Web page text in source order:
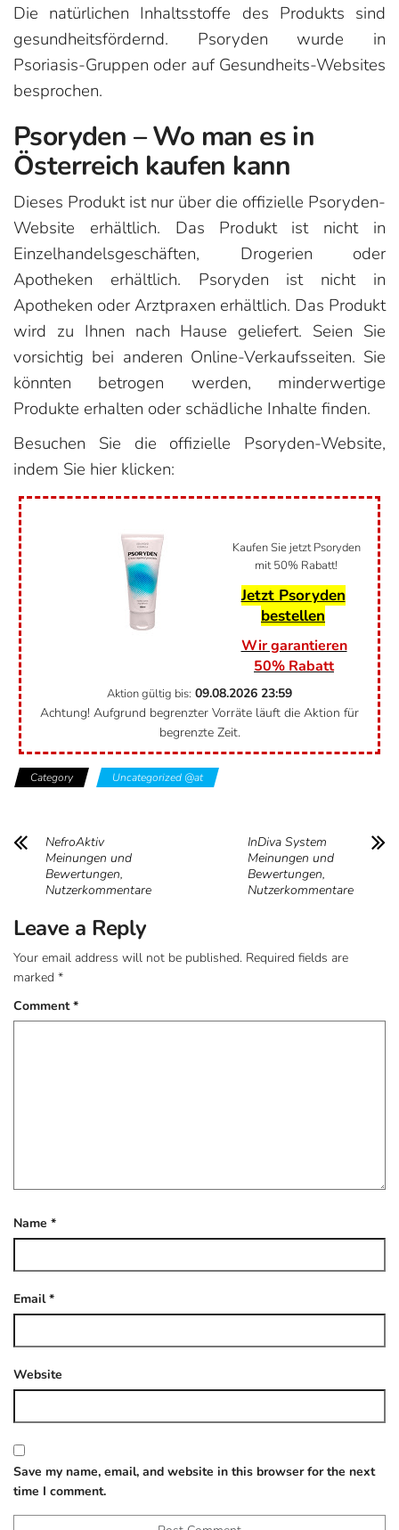
Die natürlichen Inhaltsstoffe des Produkts sind
gesundheitsfördernd. Psoryden wurde in
Psoriasis-Gruppen oder auf Gesundheits-Websites
besprochen.
Psoryden – Wo man es in
Österreich kaufen kann
Dieses Produkt ist nur über die offizielle Psoryden-
Website erhältlich. Das Produkt ist nicht in
Einzelhandelsgeschäften, Drogerien oder
Apotheken erhältlich. Psoryden ist nicht in
Apotheken oder Arztpraxen erhältlich. Das Produkt
wird zu Ihnen nach Hause geliefert. Seien Sie
vorsichtig bei anderen Online-Verkaufsseiten. Sie
könnten betrogen werden, minderwertige
Produkte erhalten oder schädliche Inhalte finden.
Besuchen Sie die offizielle Psoryden-Website,
indem Sie hier klicken:
Kaufen Sie jetzt Psoryden
mit 50% Rabatt!
Jetzt Psoryden
bestellen
Wir garantieren
50% Rabatt
Aktion gültig bis: 09.08.2026 23:59
Achtung! Aufgrund begrenzter Vorräte läuft die Aktion für
begrenzte Zeit.
Category Uncategorized @at
NefroAktiv
Meinungen und
Bewertungen,
Nutzerkommentare
InDiva System
Meinungen und
Bewertungen,
Nutzerkommentare
Leave a Reply
Your email address will not be published. Required fields are
marked *
Comment*
Name *
Email*
Website
Save my name, email, and website in this browser for the next
time I comment.